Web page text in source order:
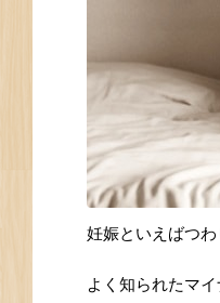
妊娠といえばつ
よく知られたマイ